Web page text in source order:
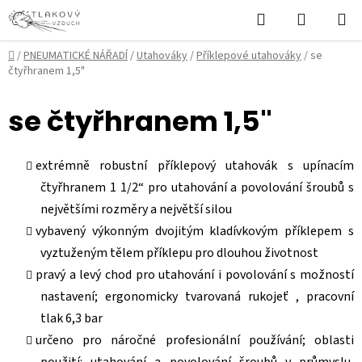
Přejít
na
obsah
Hledat
KOŠÍK
Domů
/PNEUMATICKÉ NÁŘADÍ/Utahováky/Příklepové utahováky/se
čtyřhranem 1,5"
se čtyřhranem 1,5"
extrémně robustní příklepový utahovák s upínacím
čtyřhranem 1 1/2“ pro utahování a povolování šroubů s
největšími rozměry a největší silou
vybavený výkonným dvojitým kladívkovým příklepem s
vyztuženým tělem příklepu pro dlouhou životnost
pravý a levý chod pro utahování i povolování s možností
nastavení; ergonomicky tvarovaná rukojeť , pracovní
tlak 6,3 bar
určeno pro náročné profesionální používání; oblasti